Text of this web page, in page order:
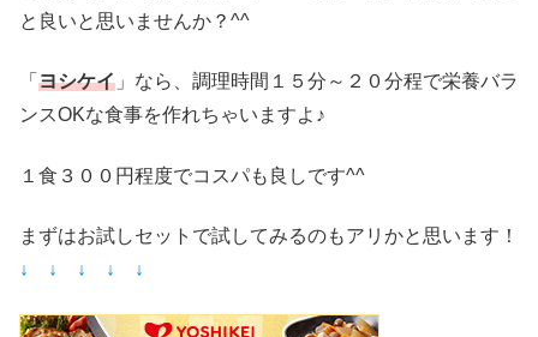
と良いと思いませんか？^^
「 ヨシケイ 」なら、調理時間１５分～２０分程で栄養バラ
ンスOKな食事を作れちゃいますよ♪
１食３００円程度でコスパも良しです^^
まずはお試しセットで試してみるのもアリかと思います！
↓ ↓ ↓ ↓ ↓